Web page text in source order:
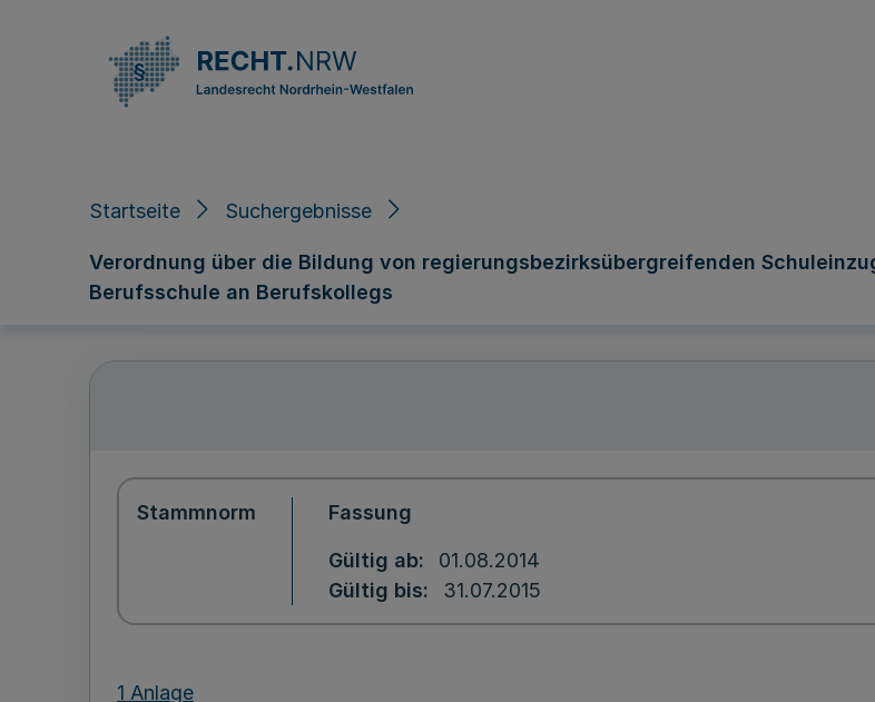
Startseite Suchergebnisse
Verordnung über die Bildung von regierungsbezirksübergreifenden
Berufsschule an Berufskollegs
Stammnorm Fassung
Gültig ab
01.08.2014
Gültig bis
31.07.2015
1 Anlage